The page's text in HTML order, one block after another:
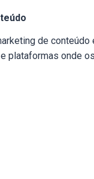
de
plataformas onde